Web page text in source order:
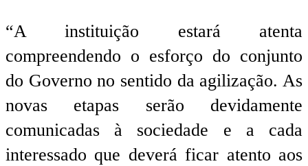
“A instituição estará atenta
compreendendo o esforço do conjunto
do Governo no sentido da agilização. As
novas etapas serão devidamente
comunicadas à sociedade e a cada
interessado que deverá ficar atento aos